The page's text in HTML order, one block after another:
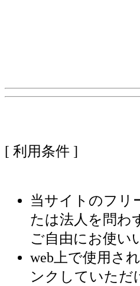
[ 利用条件 ]
当サイトのフリ
たは法人を問わ
ご自由にお使い
web上で使用さ
ンクしていただ